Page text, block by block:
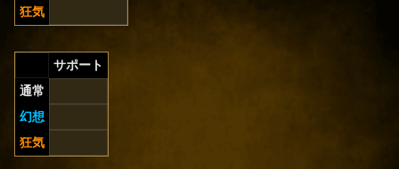
狂気
サポート
通常
幻想
狂気